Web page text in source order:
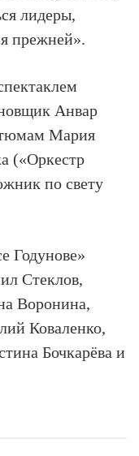
лидеры,
прежней».
Анвар
Мария
(«Оркестр
по свету
Годунове»
Стеклов,
Воронина,
Коваленко,
Бочкарёва и